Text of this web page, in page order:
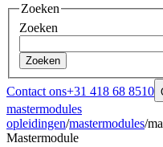
Zoeken
Zoeken
Zoeken
Contact ons+31 418 68 8510
mastermodules
opleidingen/mastermodules/
Mastermodule